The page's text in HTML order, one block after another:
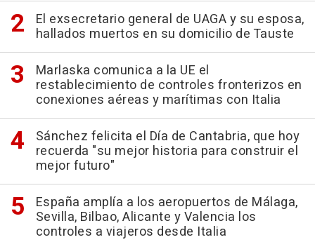
El exsecretario general de UAGA y su esposa,
hallados muertos en su domicilio de Tauste
Marlaska comunica a la UE el
restablecimiento de controles fronterizos en
conexiones aéreas y marítimas con Italia
Sánchez felicita el Día de Cantabria, que hoy
recuerda "su mejor historia para construir el
mejor futuro"
España amplía a los aeropuertos de Málaga,
Sevilla, Bilbao, Alicante y Valencia los
controles a viajeros desde Italia